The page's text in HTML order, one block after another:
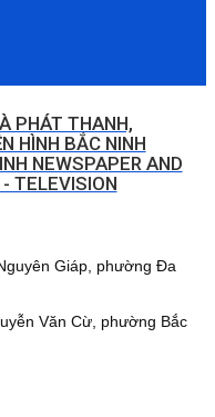
PHÁT THANH,
HÌNH BẮC NINH
NEWSPAPER AND
- TELEVISION
Giáp, phường Đa
Văn Cừ, phường Bắc